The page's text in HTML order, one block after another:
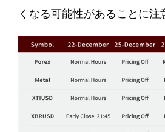
くなる可能性があることに注